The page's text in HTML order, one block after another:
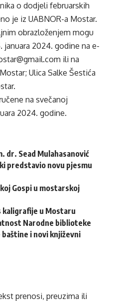
o dodjeli februarskih
je iz UABNOR-a Mostar.
obrazloženjem mogu
januara 2024. godine na e-
ili na
Ulica Salke Šestića
na svečanoj
2024. godine.
dr. Sead Mulahasanović
predstavio novu pjesmu
Gospi u mostarskoj
kaligrafije u Mostaru
Narodne biblioteke
i novi književni
prenosi, preuzima ili